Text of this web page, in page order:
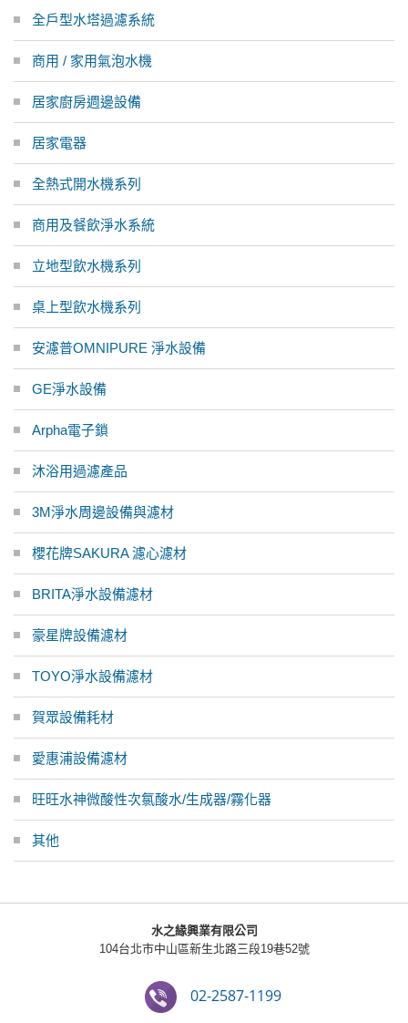
全戶型水塔過濾系統
商用 / 家用氣泡水機
居家廚房週邊設備
居家電器
全熱式開水機系列
商用及餐飲淨水系統
立地型飲水機系列
桌上型飲水機系列
安濾普OMNIPURE 淨水設備
GE淨水設備
Arpha電子鎖
沐浴用過濾產品
3M淨水周邊設備與濾材
櫻花牌SAKURA 濾心濾材
BRITA淨水設備濾材
豪星牌設備濾材
TOYO淨水設備濾材
賀眾設備耗材
愛惠浦設備濾材
旺旺水神微酸性次氯酸水/生成器/霧化器
其他
水之緣興業有限公司
104台北市中山區新生北路三段19巷52號
02-2587-1199